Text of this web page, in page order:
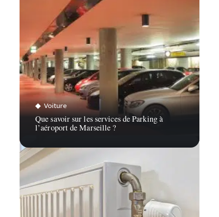
Voiture
Que savoir sur les services de Parking à
l’aéroport de Marseille ?